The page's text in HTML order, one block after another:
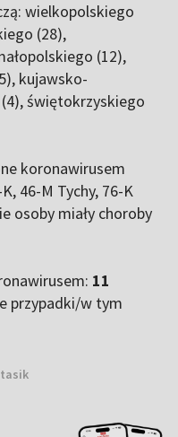
wielkopolskiego
(28),
(12),
kujawsko-
świętokrzyskiego
koronawirusem
46-M Tychy, 76-K
osoby miały choroby
11
przypadki/w tym